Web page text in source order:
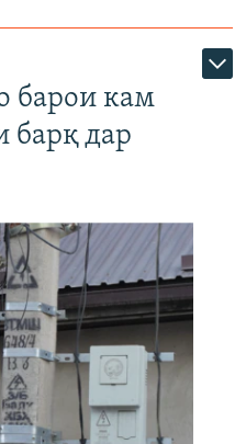
барои кам
барқ дар